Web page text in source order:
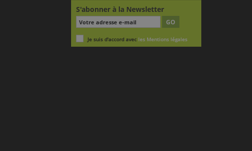
S'abonner à la Newsletter
GO
Je suis d'accord avec les Mentions légales